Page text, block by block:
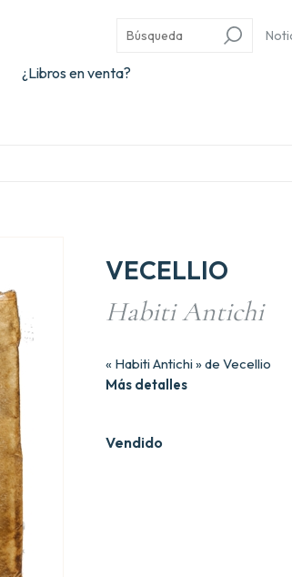
¿Libros en venta?
VECELLIO
Habiti Antichi
Vendido
« Habiti Antichi » de Vecellio
Más detalles